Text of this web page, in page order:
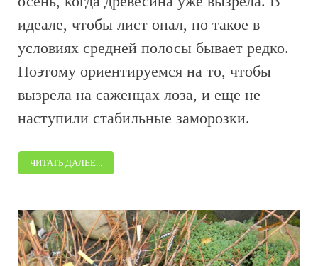
идеале, чтобы лист опал, но такое в
условиях средней полосы бывает редко.
Поэтому ориентируемся на то, чтобы
вызрела на саженцах лоза, и еще не
наступили стабильные заморозки.
ЧИТАТЬ ДАЛЕЕ...